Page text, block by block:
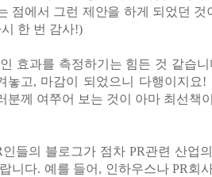
점에서 그런 제안을 하게 되었던 것
한 번 감사!)
효과를 측정하기는 힘든 것 같습
놓고, 마감이 되었으니 다행이지요!
분께 여쭈어 보는 것이 아마 최선책
인들의 블로그가 점차 PR관련 산업
니다. 예를 들어, 인하우스나 PR회